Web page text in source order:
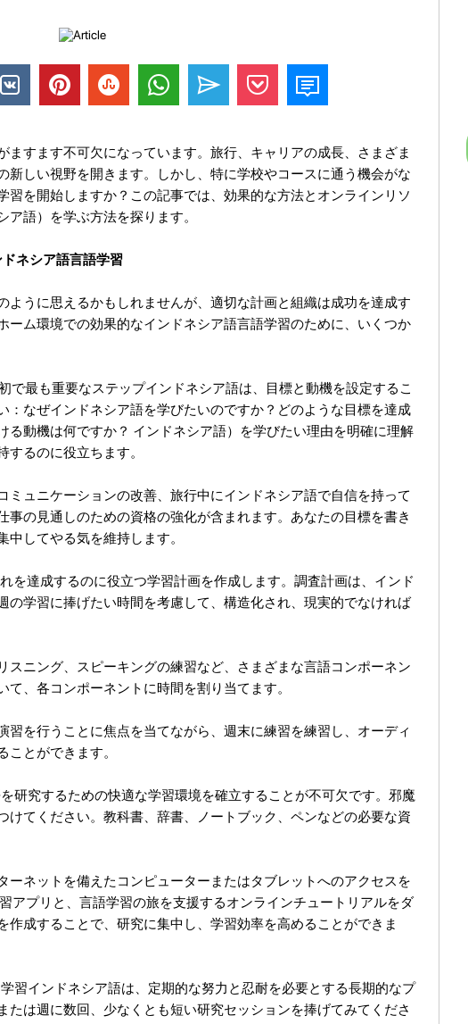
すます不可欠になっています。旅行、キャリアの成長、さまざま
新しい視野を開きます。しかし、特に学校やコースに通う機会がな
習を開始しますか？この記事では、効果的な方法とオンラインリソ
語）を学ぶ方法を探ります。
ネシア語言語学習
ように思えるかもしれませんが、適切な計画と組織は成功を達成す
ーム環境での効果的なインドネシア語言語学習のために、いくつか
で最も重要なステップインドネシア語は、目標と動機を設定するこ
：なぜインドネシア語を学びたいのですか？どのような目標を達成
る動機は何ですか？ インドネシア語）を学びたい理由を明確に理解
るのに役立ちます。
ミュニケーションの改善、旅行中にインドネシア語で自信を持って
の見通しのための資格の強化が含まれます。あなたの目標を書き
してやる気を維持します。
を達成するのに役立つ学習計画を作成します。調査計画は、インド
の学習に捧げたい時間を考慮して、構造化され、現実的でなければ
スニング、スピーキングの練習など、さまざまな言語コンポーネン
、各コンポーネントに時間を割り当てます。
習を行うことに焦点を当てながら、週末に練習を練習し、オーディ
とができます。
研究するための快適な学習環境を確立することが不可欠です。邪魔
けてください。教科書、辞書、ノートブック、ペンなどの必要な資
ーネットを備えたコンピューターまたはタブレットへのアクセスを
アプリと、言語学習の旅を支援するオンラインチュートリアルをダ
作成することで、研究に集中し、学習効率を高めることができま
習インドネシア語は、定期的な努力と忍耐を必要とする長期的なプ
たは週に数回、少なくとも短い研究セッションを捧げてみてくださ